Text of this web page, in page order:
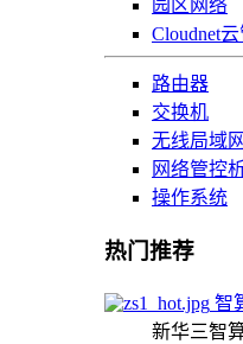
园区网络
Cloudnet
路由器
交换机
无线局域网
网络管控
操作系统
热门推荐
智
新华三智